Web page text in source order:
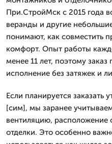
При.СтройМск с 2015 года
веранды и другие
понимают, как совместить
комфорт. Опыт работы
менее 11 лет, поэтому заказ
исполнение без затяжек и
Если планируется заказать
[cим], мы заранее
вентиляцию, расположение
отделки. Это особенно